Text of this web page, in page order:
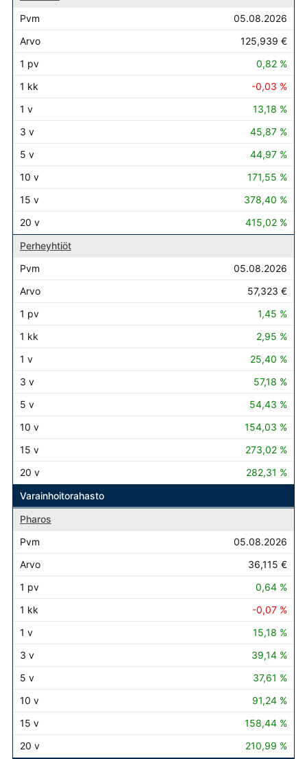
05.08.2026
125,939 €
0,82 %
-0,03 %
13,18 %
45,87 %
44,97 %
171,55 %
378,40 %
415,02 %
Perheyhtiöt
05.08.2026
57,323 €
1,45 %
2,95 %
25,40 %
57,18 %
54,43 %
154,03 %
273,02 %
282,31 %
Varainhoitorahasto
Pharos
05.08.2026
36,115 €
0,64 %
-0,07 %
15,18 %
39,14 %
37,61 %
91,24 %
158,44 %
210,99 %